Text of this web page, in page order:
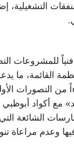
للمشروعات
القائمة، ما
التصورات
الشائعة
وعدم مراعاة